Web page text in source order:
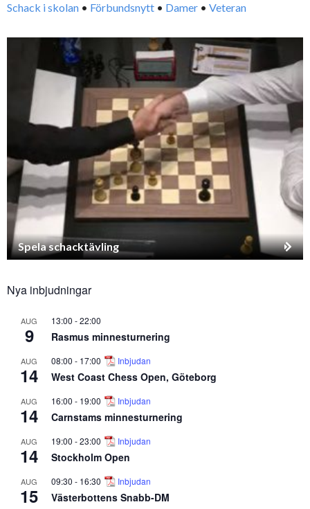
Schack i skolan • Förbundsnytt • Damer • Veteran
Spela schacktävling
Nya inbjudningar
AUG
9
13:00 -22:00
Rasmus minnesturnering
AUG
14
08:00 - 17:00 Inbjudan
West Coast Chess Open, Göteborg
AUG
14
16:00 - 19:00 Inbjudan
Carnstams minnesturnering
AUG
14
19:00 -23:00 Inbjudan
Stockholm Open
AUG
15
09:30 - 16:30 Inbjudan
Västerbottens Snabb-DM